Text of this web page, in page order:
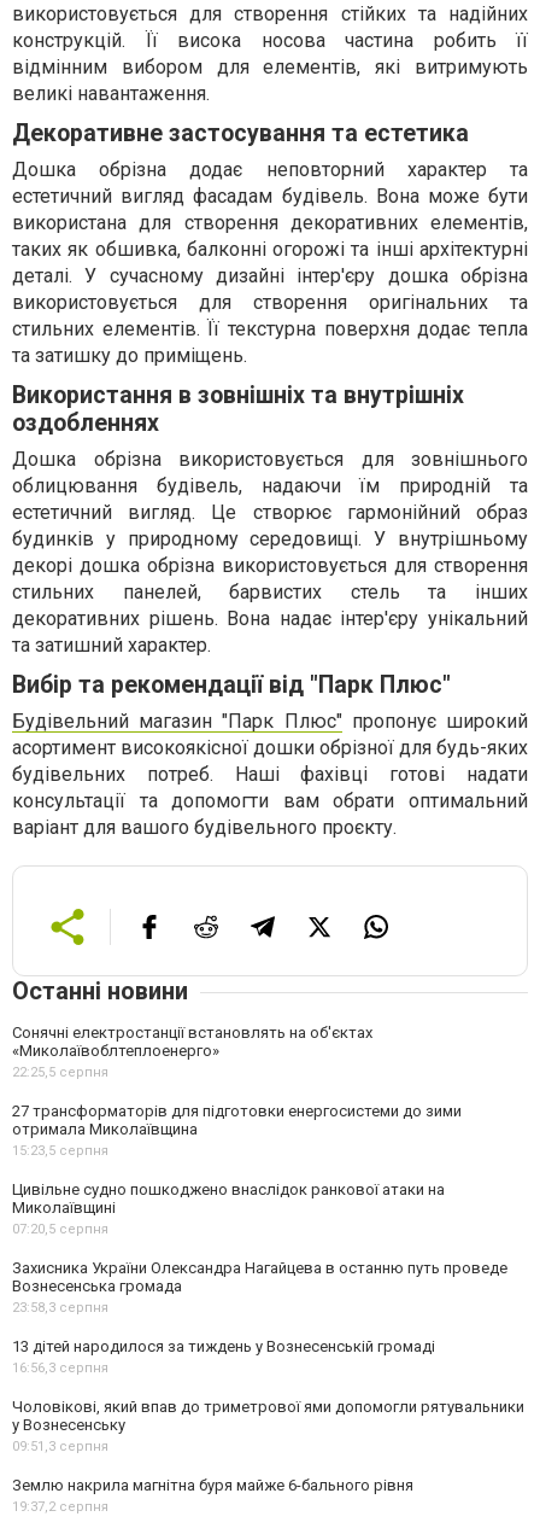
використовується для створення стійких та надійних
конструкцій. Її висока носова частина робить її
відмінним вибором для елементів, які витримують
великі навантаження.
Декоративне застосування та естетика
Дошка обрізна додає неповторний характер та
естетичний вигляд фасадам будівель. Вона може бути
використана для створення декоративних елементів,
таких як обшивка, балконні огорожі та інші архітектурні
деталі. У сучасному дизайні інтер'єру дошка обрізна
використовується для створення оригінальних та
стильних елементів. Її текстурна поверхня додає тепла
та затишку до приміщень.
Використання в зовнішніх та внутрішніх
оздобленнях
Дошка обрізна використовується для зовнішнього
облицювання будівель, надаючи їм природній та
естетичний вигляд. Це створює гармонійний образ
будинків у природному середовищі. У внутрішньому
декорі дошка обрізна використовується для створення
стильних панелей, барвистих стель та інших
декоративних рішень. Вона надає інтер'єру унікальний
та затишний характер.
Вибір та рекомендації від "Парк Плюс"
Будівельний магазин "Парк Плюс"пропонує широкий
асортимент високоякісної дошки обрізної для будь-яких
будівельних потреб. Наші фахівці готові надати
консультації та допомогти вам обрати оптимальний
варіант для вашого будівельного проєкту.
Останні новини
Сонячні електростанції встановлять на об'єктах
«Миколаївоблтеплоенерго»
22:25,5 серпня
27 трансформаторів для підготовки енергосистеми до зими
отримала Миколаївщина
15:23,5 серпня
Цивільне судно пошкоджено внаслідок ранкової атаки на
Миколаївщині
07:20,5 серпня
Захисника України Олександра Нагайцева в останню путь проведе
Вознесенська громада
23:58,3 серпня
13 дітей народилося за тиждень у Вознесенській громаді
16:56,3 серпня
Чоловікові, який впав до триметрової ями допомогли рятувальники
у Вознесенську
09:51,3 серпня
Землю накрила магнітна буря майже 6-бального рівня
19:37,2 серпня